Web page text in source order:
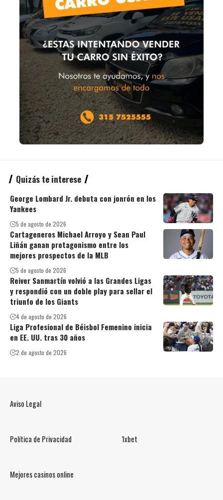
Quizás te interese
George Lombard Jr. debuta con jonrón en los
Yankees
5 de agosto de 2026
Cartageneros Michael Arroyo y Sean Paul
Liñán ganan protagonismo entre los
mejores prospectos de la MLB
5 de agosto de 2026
Reiver Sanmartín volvió a las Grandes Ligas
y respondió con un doble play para sellar el
triunfo de los Giants
4 de agosto de 2026
Liga Profesional de Béisbol Femenino inicia
en EE. UU. tras 30 años
2 de agosto de 2026
Aviso Legal
Política de Privacidad 1xbet
Mejores casinos online